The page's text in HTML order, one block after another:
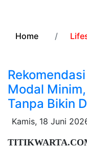
Home
Modal
Tanpa Bikin
Kamis, 18 Juni